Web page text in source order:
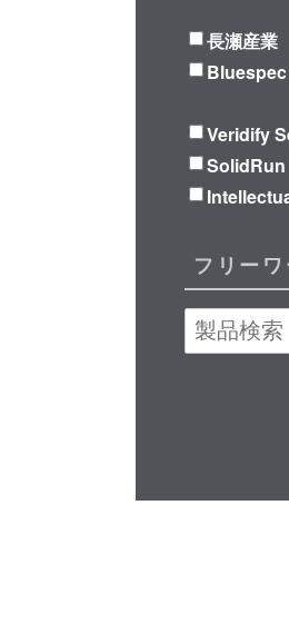
長瀬産業
Bluespec
Veridify
フリー